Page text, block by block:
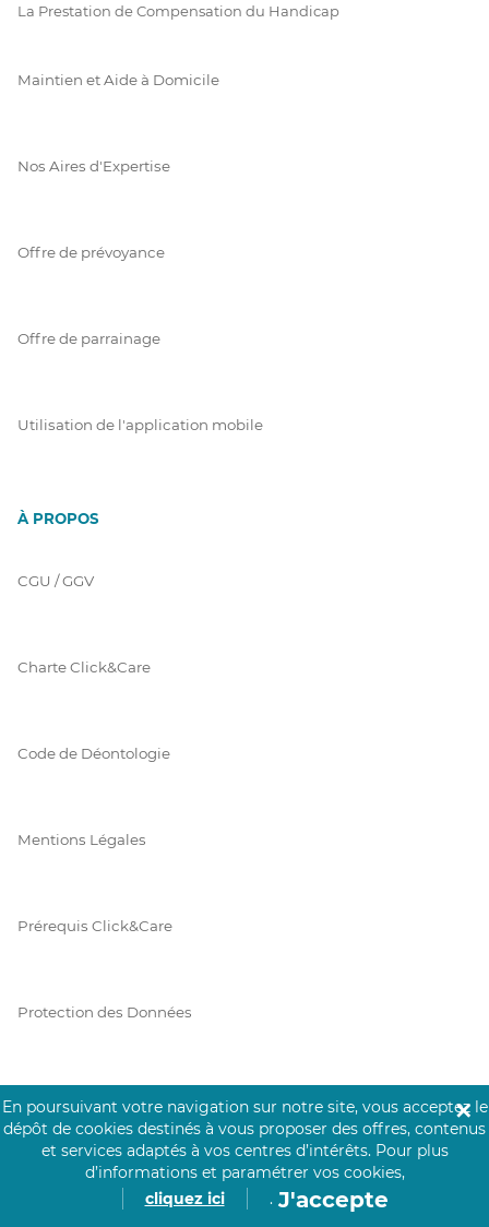
La Prestation de Compensation du Handicap
Maintien et Aide à Domicile
Nos Aires d'Expertise
Offre de prévoyance
Offre de parrainage
Utilisation de l'application mobile
À PROPOS
CGU / GGV
Charte Click&Care
Code de Déontologie
Mentions Légales
Prérequis Click&Care
Protection des Données
Vie Privée
PAIEMENT SÉCURISÉ
En poursuivant votre navigation sur notre site, vous acceptez le
dépôt de cookies destinés à vous proposer des offres, contenus
et services adaptés à vos centres d’intérêts. Pour plus
d’informations et paramétrer vos cookies,
cliquez ici
. J'accepte
✕